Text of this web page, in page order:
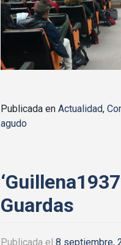
Publicada en Actualidad,
agudo
Guardas
Publicada el 8 septiembre,